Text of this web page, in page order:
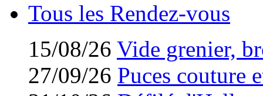
Tous les Rendez-vous
15/08/26 Vide grenier,
27/09/26 Puces couture